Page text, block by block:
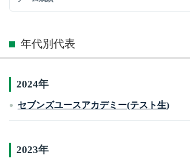
年代別代表
2024年
セブンズユースアカデミー(テスト生)
2023年